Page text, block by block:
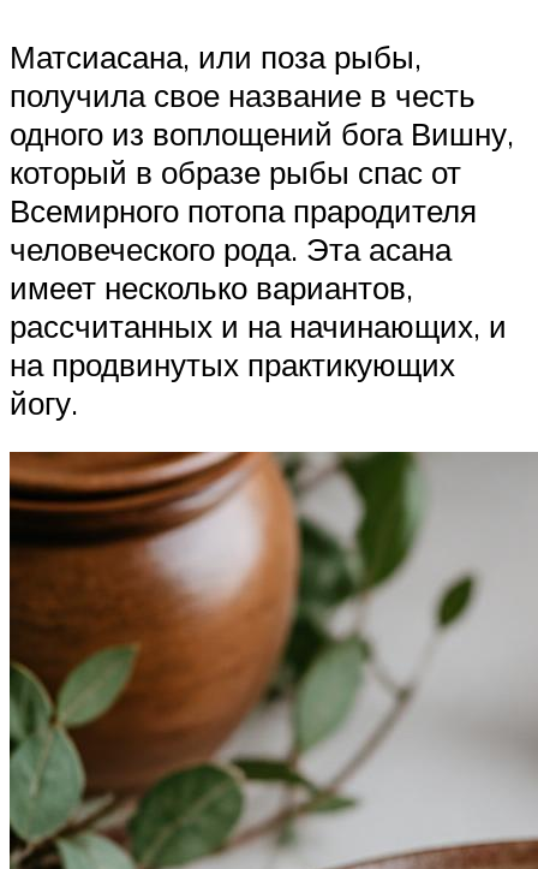
Матсиасана, или поза рыбы,
получила свое название в честь
одного из воплощений бога Вишну,
который в образе рыбы спас от
Всемирного потопа прародителя
человеческого рода. Эта асана
имеет несколько вариантов,
рассчитанных и на начинающих, и
на продвинутых практикующих
йогу.